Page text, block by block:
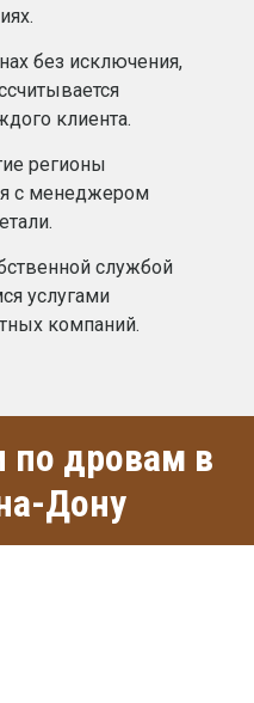
без исключения,
клиента.
регионы
с менеджером
службой
услугами
компаний.
дровам в
Дону